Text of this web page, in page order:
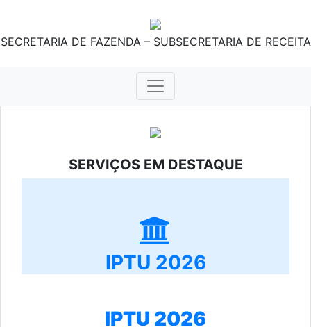
SECRETARIA DE FAZENDA – SUBSECRETARIA DE RECEITA
SERVIÇOS EM DESTAQUE
IPTU 2026
IPTU 2026